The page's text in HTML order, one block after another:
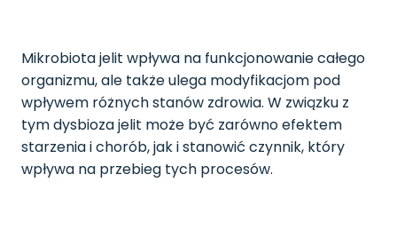
Mikrobiota jelit wpływa na funkcjonowanie całego
organizmu, ale także ulega modyfikacjom pod
wpływem różnych stanów zdrowia. W związku z
tym dysbioza jelit może być zarówno efektem
starzenia i chorób, jak i stanowić czynnik, który
wpływa na przebieg tych procesów.